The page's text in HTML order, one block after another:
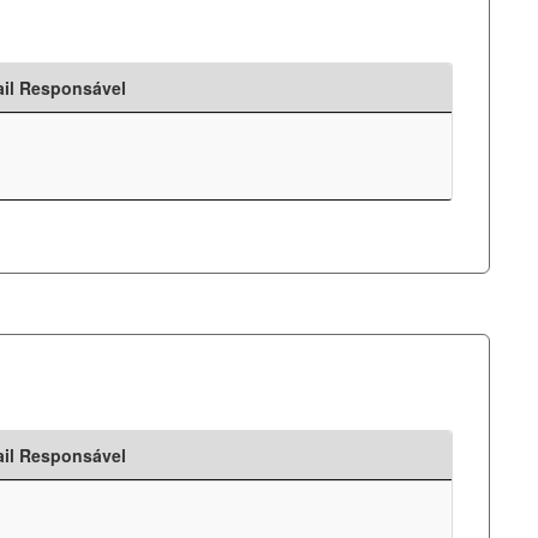
Responsável
Responsável